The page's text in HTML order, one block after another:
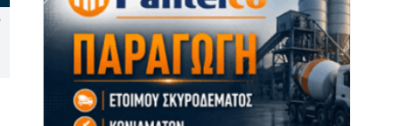
Φεστιβάλ στο Πάρκο 2026:
Πάνος Βλάχος και Φωτεινή
Βελεσιώτου στη σκηνή του
Πάρκου Πάρου
Σέριφος: Ιστιοφόρο με πέντε
αλλοδαπούς έμεινε
ακυβέρνητο λόγω θραύσης
ιστίου